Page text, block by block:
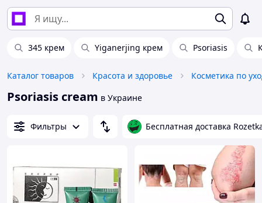
345 крем Yiganerjing крем Psoriasis
Каталог товаров Красота и здоровье Косметика по
Psoriasis cream в Украине
Фильтры Бесплатная доставка